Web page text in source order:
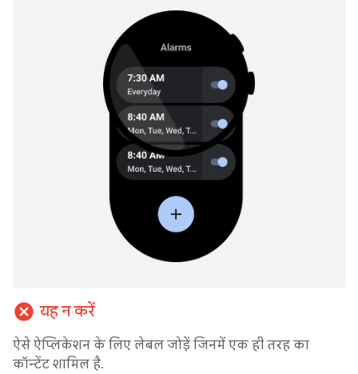
cancel यह न करें
ऐसे ऐप्लिकेशन के लिए लेबल जोड़ें जिनमें एक ही तरह का
कॉन्टेंट शामिल है.